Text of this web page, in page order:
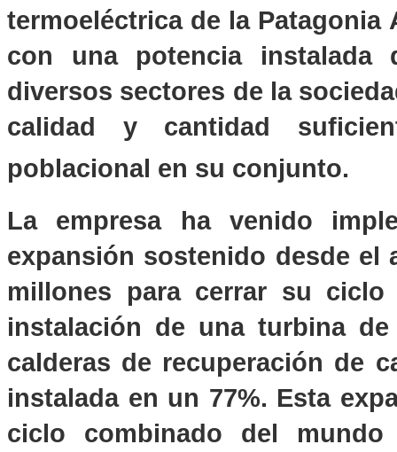
termoeléctrica de la
con una potencia
diversos sectores de la
calidad y cantidad
poblacional en su conjunto.
La empresa ha venido
expansión sostenido desde el
millones para cerrar su
instalación de una turbina
calderas de recuperación de
instalada en un 77%. Esta
ciclo combinado del